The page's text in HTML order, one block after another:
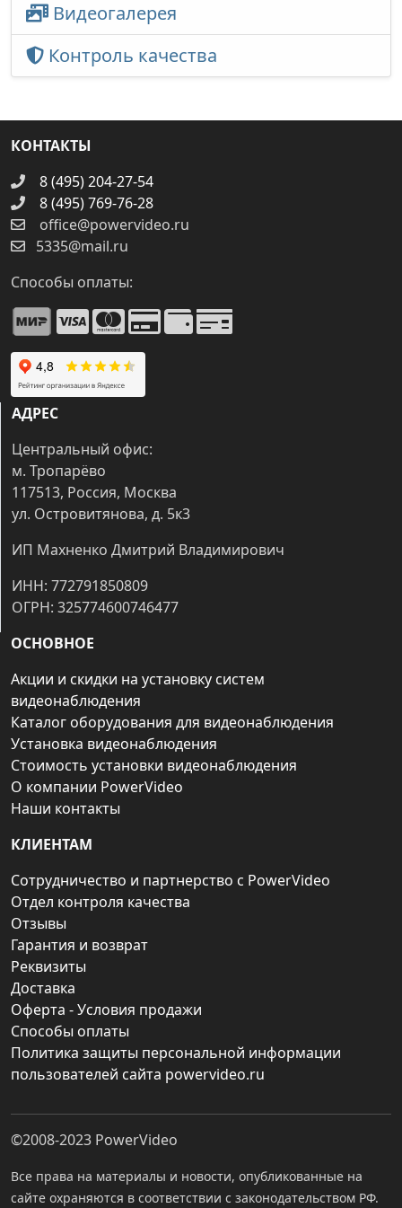
Видеогалерея
Контроль качества
КОНТАКТЫ
8 (495) 204-27-54
8 (495) 769-76-28
office@powervideo.ru
5335@mail.ru
Способы оплаты:
АДРЕС
Центральный офис:
м. Тропарёво
117513, Россия, Москва
ул. Островитянова, д. 5к3
ИП Махненко Дмитрий Владимирович
ИНН: 772791850809
ОГРН: 325774600746477
ОСНОВНОЕ
Акции и скидки на установку систем
видеонаблюдения
Каталог оборудования для видеонаблюдения
Установка видеонаблюдения
Стоимость установки видеонаблюдения
О компании PowerVideo
Наши контакты
КЛИЕНТАМ
Сотрудничество и партнерство с PowerVideo
Отдел контроля качества
Отзывы
Гарантия и возврат
Реквизиты
Доставка
Оферта - Условия продажи
Способы оплаты
Политика защиты персональной информации
пользователей сайта powervideo.ru
©2008-2023 PowerVideo
Все права на материалы и новости, опубликованные на
сайте охраняются в соответствии с законодательством РФ.